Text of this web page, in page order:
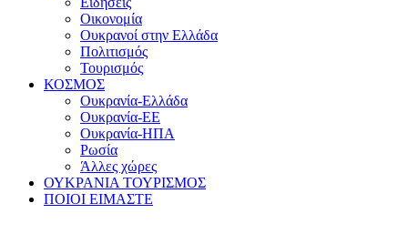
Οικονομία
Ουκρανοί στην Ελλάδα
Πολιτισμός
Τουρισμός
ΚΟΣΜΟΣ
Ουκρανία-Ελλάδα
Ουκρανία-ΕΕ
Ουκρανία-ΗΠΑ
Ρωσία
Άλλες χώρες
ΟΥΚΡΑΝΙΑ ΤΟΥΡΙΣΜΟΣ
ΠΟΙΟΙ ΕΙΜΑΣΤΕ